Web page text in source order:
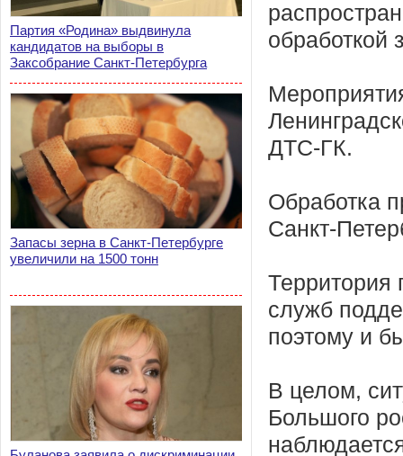
Партия «Родина» выдвинула
кандидатов на выборы в
Заксобрание Санкт-Петербурга
Запасы зерна в Санкт-Петербурге
увеличили на 1500 тонн
обработкой
ДТС-ГК.
Обработка
Санкт-
Территория
служб
поэтому и
В целом,
Большого